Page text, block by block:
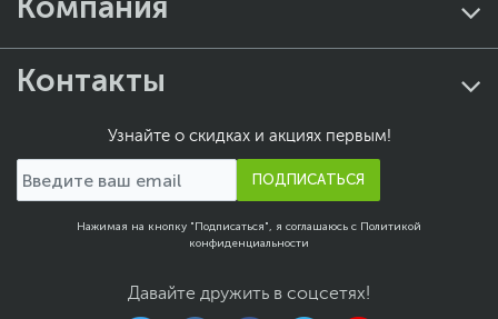
Компания
Контакты
Узнайте о скидках и акциях первым!
ПОДПИСАТЬСЯ
Нажимая на кнопку "Подписаться", я соглашаюсь с Политикой
конфиденциальности
Давайте дружить в соцсетях!